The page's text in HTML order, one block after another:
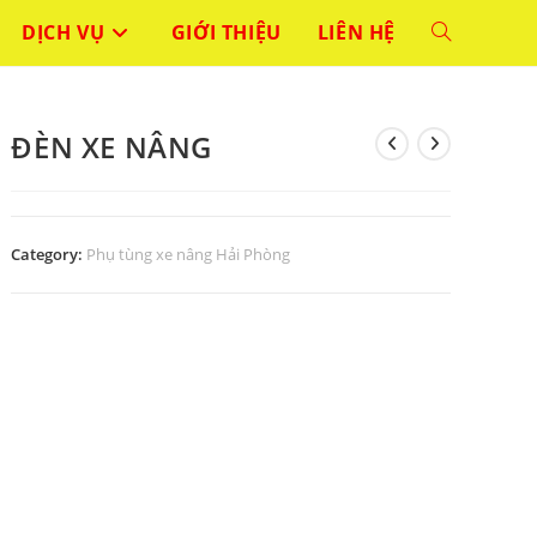
DỊCH VỤ GIỚI THIỆU LIÊN HỆ TOGGLE
ĐÈN XE NÂNG
Category: Phụ tùng xe nâng Hải Phòng